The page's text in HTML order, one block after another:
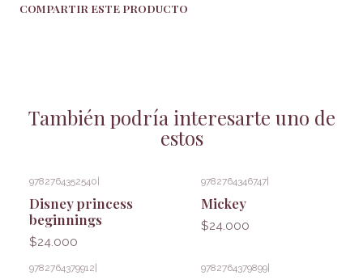
COMPARTIR ESTE PRODUCTO
También podría interesarte uno de
estos
9782764352540
Disney princess
beginnings
$24.000
9782764346747
Mickey
$24.000
9782764379912 9782764379899